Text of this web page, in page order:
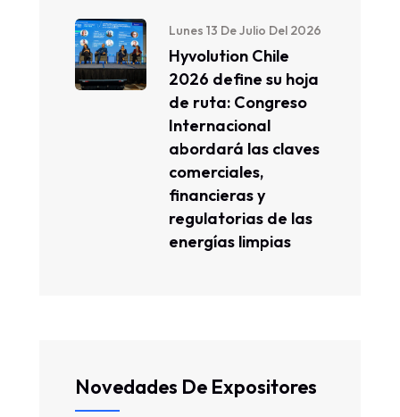
Lunes 13 De Julio Del 2026
Hyvolution Chile
2026 define su hoja
de ruta: Congreso
Internacional
abordará las claves
comerciales,
financieras y
regulatorias de las
energías limpias
Novedades De Expositores